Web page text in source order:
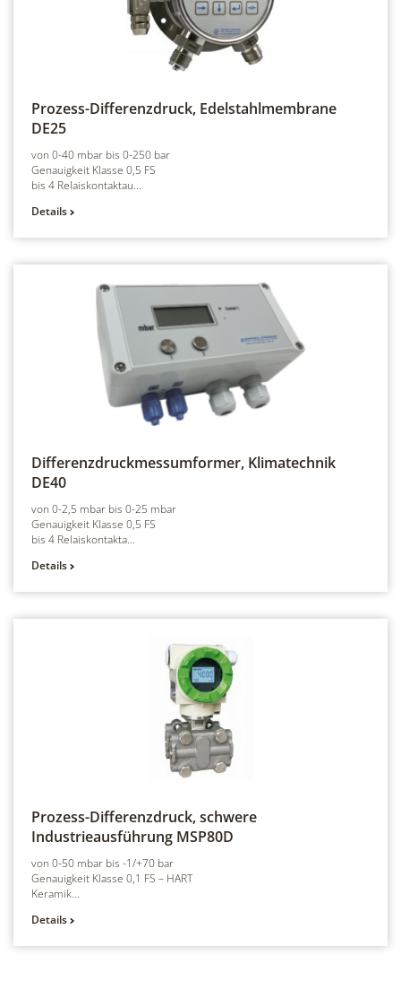
Prozess-Differenzdruck, Edelstahlmembrane
DE25
von 0-40 mbar bis 0-250 bar
Genauigkeit Klasse 0,5 FS
bis 4 Relaiskontaktau...
Details
Differenzdruckmessumformer, Klimatechnik
DE40
von 0-2,5 mbar bis 0-25 mbar
Genauigkeit Klasse 0,5 FS
bis 4 Relaiskontakta...
Details
Prozess-Differenzdruck, schwere
Industrieausführung MSP80D
von 0-50 mbar bis -1/+70 bar
Genauigkeit Klasse 0,1 FS – HART
Keramik...
Details